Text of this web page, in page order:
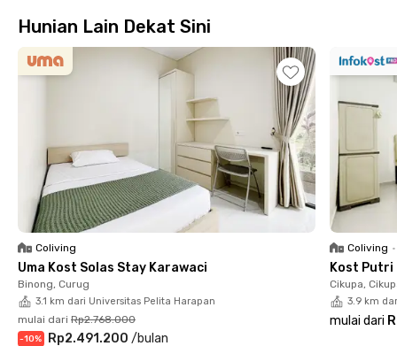
📍 Akses mudah ke Ciputra Hospital CitraRaya, Metro Hospitals
Cikupa, dan RSIA Tiara
Fasilitas terlengkap di Rukita Harmony Citra Raya Cikupa:
✅ Kamar mandi dalam dengan water heater
✅ Layanan laundry dan pembersihan kamar gratis
✅ Dapur bersama, ruang makan, dan rooftop untuk bersantai
✅ Area parkir dengan CCTV untuk kendaraan pribadi
Kost eksklusif Tangerang ini cocok banget buat kamu yang
punya aktivitas padat dan butuh tempat tinggal yang nyaman,
aman, juga lengkap. Yuk, booking sekarang sebelum kamar
incaranmu habis!
Hunian Lain Dekat Sini
Coliving
Uma Kost Solas Stay Karawaci
Binong, Curug
3.1 km dari Universitas Pelita Harapan
mulai dari Rp2.768.000
-10% Rp2.491.200 /bulan
Coliving •
Kost Putri
Cikupa,
3.9 km
mulai dari